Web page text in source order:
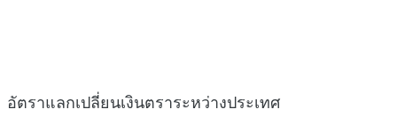
อัตราแลกเปลี่ยนเงินตราระหว่างประเทศ